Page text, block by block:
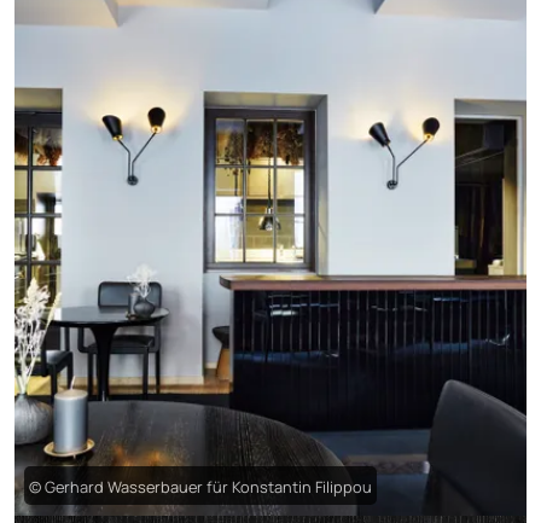
© Gerhard Wasserbauer für Konstantin Filippou